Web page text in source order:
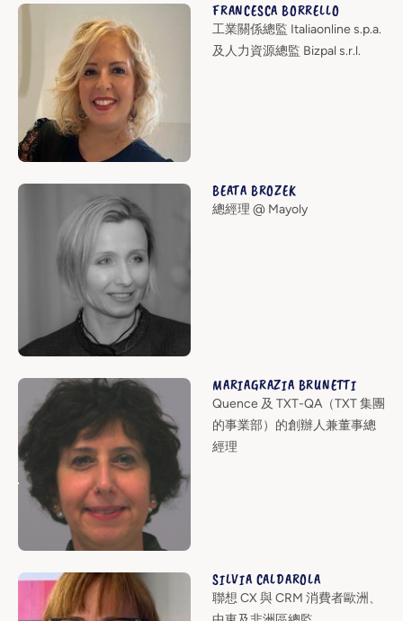
FRANCESCA BORRELLO
工業關係總監 Italiaonline s.p.a.
及人力資源總監 Bizpal s.r.l.
BEATA BROZEK
總經理 @ Mayoly
MARIAGRAZIA BRUNETTI
Quence 及 TXT-QA（TXT 集團
的事業部）的創辦人兼董事總
經理
SILVIA CALDAROLA
聯想 CX 與 CRM 消費者歐洲、